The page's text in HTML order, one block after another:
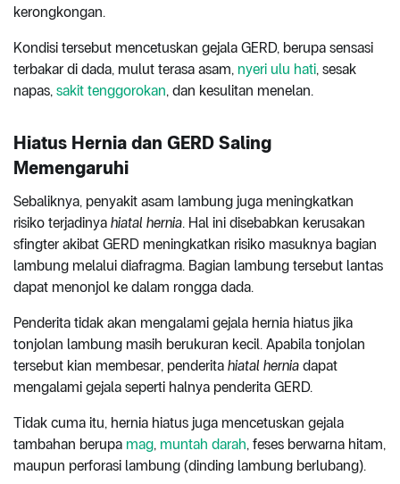
kerongkongan.
Kondisi tersebut mencetuskan gejala GERD, berupa sensasi
terbakar di dada, mulut terasa asam, nyeri ulu hati, sesak
napas, sakit tenggorokan, dan kesulitan menelan.
Hiatus Hernia dan GERD Saling
Memengaruhi
Sebaliknya, penyakit asam lambung juga meningkatkan
risiko terjadinya hiatal hernia. Hal ini disebabkan kerusakan
sfingter akibat GERD meningkatkan risiko masuknya bagian
lambung melalui diafragma. Bagian lambung tersebut lantas
dapat menonjol ke dalam rongga dada.
Penderita tidak akan mengalami gejala hernia hiatus jika
tonjolan lambung masih berukuran kecil. Apabila tonjolan
tersebut kian membesar, penderita hiatal hernia dapat
mengalami gejala seperti halnya penderita GERD.
Tidak cuma itu, hernia hiatus juga mencetuskan gejala
tambahan berupa mag, muntah darah, feses berwarna hitam,
maupun perforasi lambung (dinding lambung berlubang).